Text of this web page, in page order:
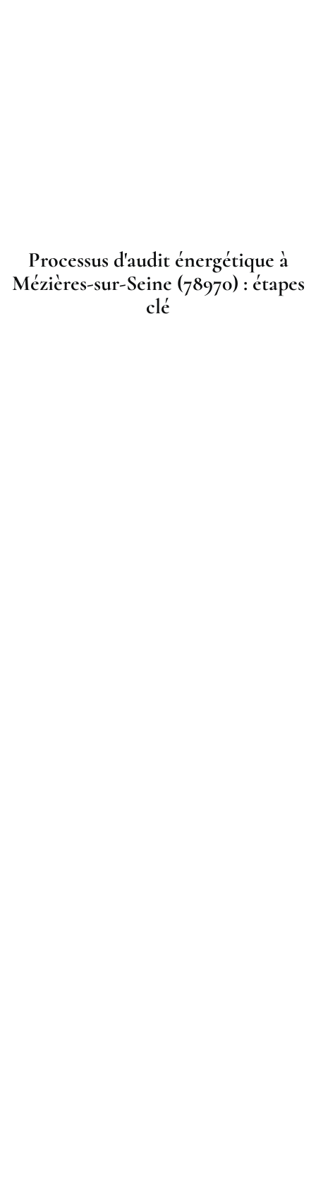
Processus d'audit énergétique à
Mézières-sur-Seine (78970) : étapes
clé